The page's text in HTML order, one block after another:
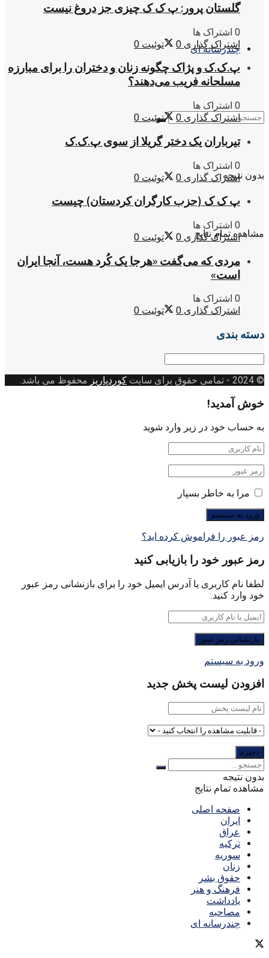
چندرسانه ای
بدون نتیجه
مشاهده تمام نتایج
گلستان پرور: پ ک ک چیزی جز دروغ نیست
0 اشتراک ها
اشتراک گذاری 0 توئیت 0
پ.ک.ک و پژاک چگونه زنان و دختران را برای مبارزه
مسلحانه فریب می‌دهند؟
0 اشتراک ها
اشتراک گذاری 0 توئیت 0
تیرباران یک دختر گریلا از سوی پ.ک.ک
0 اشتراک ها
اشتراک گذاری 0 توئیت 0
پ ک ک (حزب کارگران کردستان) چیست
0 اشتراک ها
اشتراک گذاری 0 توئیت 0
مردی که می‌گفت «هرجا یک کُرد هست، آنجا ایران
است»
0 اشتراک ها
اشتراک گذاری 0 توئیت 0
دسته بندی
دسته
© 2024
- تمامی حقوق برای سایت کوردپاریز محفوظ می باشد.
خوش آمدید!
به حساب خود در زیر وارد شوید
مرا به خاطر بسپار
رمز عبور را فراموش کرده اید؟
رمز عبور خود را بازیابی کنید
لطفا نام کاربری یا آدرس ایمیل خود را برای بازنشانی رمز عبور
خود وارد کنید.
ورود به سیستم
افزودن لیست پخش جدید
بدون نتیجه
مشاهده تمام نتایج
صفحه اصلی
ایران
عراق
ترکیه
سوریه
زنان
حقوق بشر
فرهنگ و هنر
یادداشت
مصاحبه
چندرسانه ای